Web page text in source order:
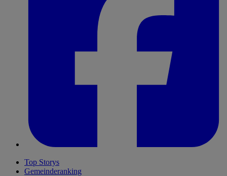
Top Storys
Gemeinderanking